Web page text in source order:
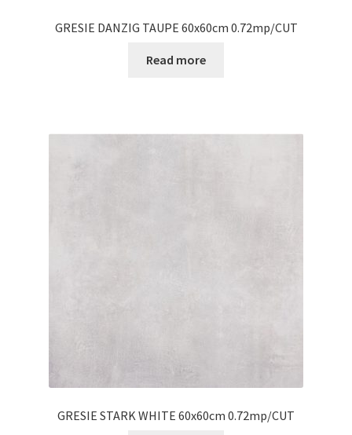
GRESIE DANZIG TAUPE 60x60cm 0.72mp/CUT
Read more
GRESIE STARK WHITE 60x60cm 0.72mp/CUT